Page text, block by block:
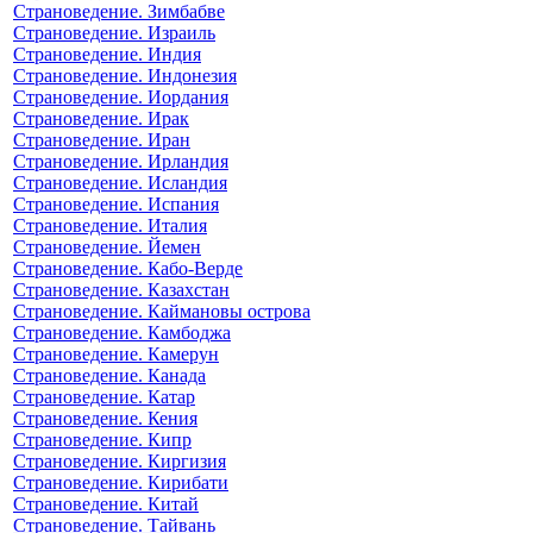
Страноведение. Зимбабве
Страноведение. Израиль
Страноведение. Индия
Страноведение. Индонезия
Страноведение. Иордания
Страноведение. Ирак
Страноведение. Иран
Страноведение. Ирландия
Страноведение. Исландия
Страноведение. Испания
Страноведение. Италия
Страноведение. Йемен
Страноведение. Кабо-Верде
Страноведение. Казахстан
Страноведение. Каймановы острова
Страноведение. Камбоджа
Страноведение. Камерун
Страноведение. Канада
Страноведение. Катар
Страноведение. Кения
Страноведение. Кипр
Страноведение. Киргизия
Страноведение. Кирибати
Страноведение. Китай
Страноведение. Тайвань